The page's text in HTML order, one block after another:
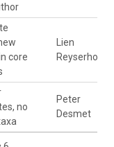
core
Lien
Reyserhove
no
Peter
Desmet